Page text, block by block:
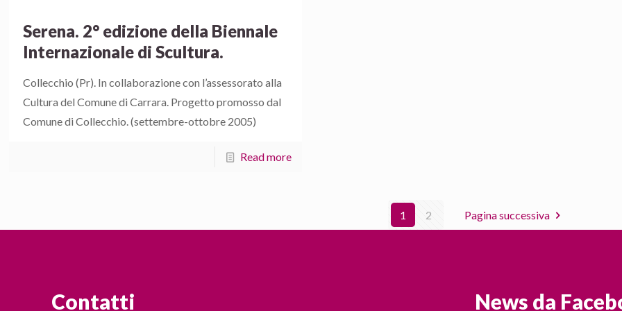
Serena. 2° edizione della Biennale
Internazionale di Scultura.
Collecchio (Pr). In collaborazione con l’assessorato alla
Cultura del Comune di Carrara. Progetto promosso dal
Comune di Collecchio. (settembre-ottobre 2005)
Read more
1 2 Pagina successiva
Contatti News da